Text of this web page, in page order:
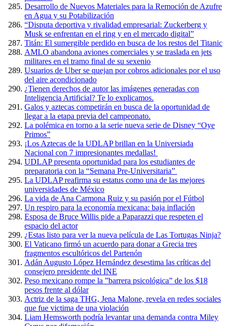
Desarrollo de Nuevos Materiales para la Remoción de Azufre
en Agua y su Potabilización
“Disputa deportiva y rivalidad empresarial: Zuckerberg y
Musk se enfrentan en el ring y en el mercado digital”
Titán: El sumergible perdido en busca de los restos del Titanic
AMLO abandona aviones comerciales y se traslada en jets
militares en el tramo final de su sexenio
Usuarios de Uber se quejan por cobros adicionales por el uso
del aire acondicionado
¿Tienen derechos de autor las imágenes generadas con
Inteligencia Artificial? Te lo explicamos.
Galos y aztecas competirán en busca de la oportunidad de
llegar a la etapa previa del campeonato.
La polémica en torno a la serie nueva serie de Disney “Oye
Primos”
¡Los Aztecas de la UDLAP brillan en la Universiada
Nacional con 7 impresionantes medallas!
UDLAP presenta oportunidad para los estudiantes de
preparatoria con la “Semana Pre-Universitaria”
La UDLAP reafirma su estatus como una de las mejores
universidades de México
La vida de Ana Carmona Ruiz y su pasión por el Fútbol
Un respiro para la economía mexicana: baja inflación
Esposa de Bruce Willis pide a Paparazzi que respeten el
espacio del actor
¿Estas listo para ver la nueva película de Las Tortugas Ninja?
El Vaticano firmó un acuerdo para donar a Grecia tres
fragmentos escultóricos del Partenón
Adán Augusto López Hernández desestima las críticas del
consejero presidente del INE
Peso mexicano rompe la ”barrera psicológica” de los $18
pesos frente al dólar
Actriz de la saga THG, Jena Malone, revela en redes sociales
que fue victima de una violación
Liam Hemsworth podría levantar una demanda contra Miley